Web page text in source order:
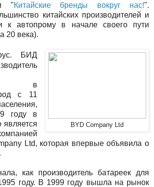
"Китайские бренды вокруг нас!".
китайских производителей и
к автопрому в начале своего пути
20 века).
BYD Company Ltd
БИД
в
с 11
году в
является
Ltd, которая впервые объявила о
как производитель батареек для
году. В 1999 году вышла на рынок